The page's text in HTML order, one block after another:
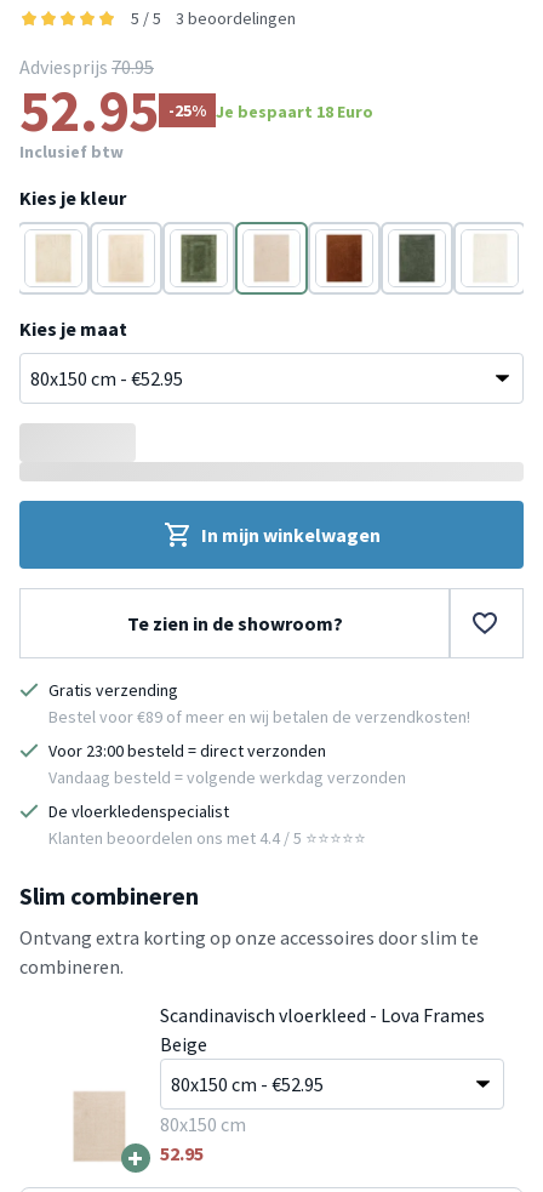
5 / 5 3 beoordelingen
Adviesprijs 70.95
52.95 -25% Je bespaart 18 Euro
Inclusief btw
Kies je kleur
Beige Beige Groen Beige TerracottaGroen Crème
Kies je maat
In mijn winkelwagen
Te zien in de showroom?
Gratis verzending
Bestel voor €89 of meer en wij betalen de verzendkosten!
Voor 23:00 besteld = direct verzonden
Vandaag besteld = volgende werkdag verzonden
De vloerkledenspecialist
Klanten beoordelen ons met 4.4 / 5 ⭐⭐⭐⭐⭐
Slim combineren
Ontvang extra korting op onze accessoires door slim te
combineren.
+
Scandinavisch vloerkleed - Lova Frames
Beige
80x150 cm
52.95